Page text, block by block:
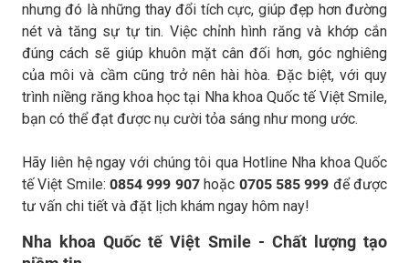
nhưng đó là những thay đổi tích cực, giúp đẹp hơn đường
nét và tăng sự tự tin. Việc chỉnh hình răng và khớp cắn
đúng cách sẽ giúp khuôn mặt cân đối hơn, góc nghiêng
của môi và cầm cũng trở nên hài hòa. Đặc biệt, với quy
trình niềng răng khoa học tại Nha khoa Quốc tế Việt Smile,
bạn có thể đạt được nụ cười tỏa sáng như mong ước.
Hãy liên hệ ngay với chúng tôi qua Hotline Nha khoa Quốc
tế Việt Smile:0854 999 907hoặc 0705 585 999 để được
tư vấn chi tiết và đặt lịch khám ngay hôm nay!
Nha khoa Quốc tế Việt Smile - Chất lượng tạo